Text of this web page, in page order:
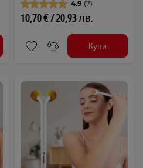
4.9 (7)
10,70 € / 20,93 лв.
Купи